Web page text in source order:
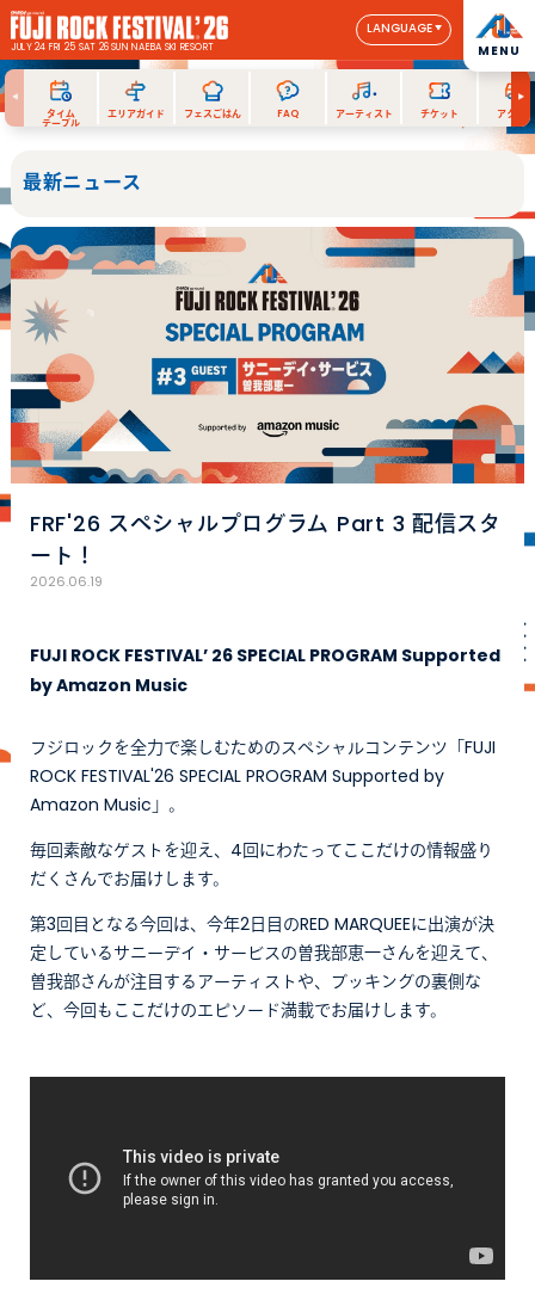
JULY 24 FRI 25 SAT 26 SUNNAEBA SKI RESORT
LANGUAGE
MENU
タイム
テーブル
エリアガイド フェスごはん FAQ アーティスト チケット アクセス
最新ニュース
FRF'26 スペシャルプログラム Part 3 配信スタ
ート！
2026.06.19
FUJI ROCK FESTIVAL’ 26 SPECIAL PROGRAM Supported
by Amazon Music
フジロックを全力で楽しむためのスペシャルコンテンツ「FUJI
ROCK FESTIVAL'26 SPECIAL PROGRAM Supported by
Amazon Music」。
毎回素敵なゲストを迎え、4回にわたってここだけの情報盛り
だくさんでお届けします。
第3回目となる今回は、今年2日目のRED MARQUEEに出演が決
定しているサニーデイ・サービスの曽我部恵一さんを迎えて、
曽我部さんが注目するアーティストや、ブッキングの裏側な
ど、今回もここだけのエピソード満載でお届けします。